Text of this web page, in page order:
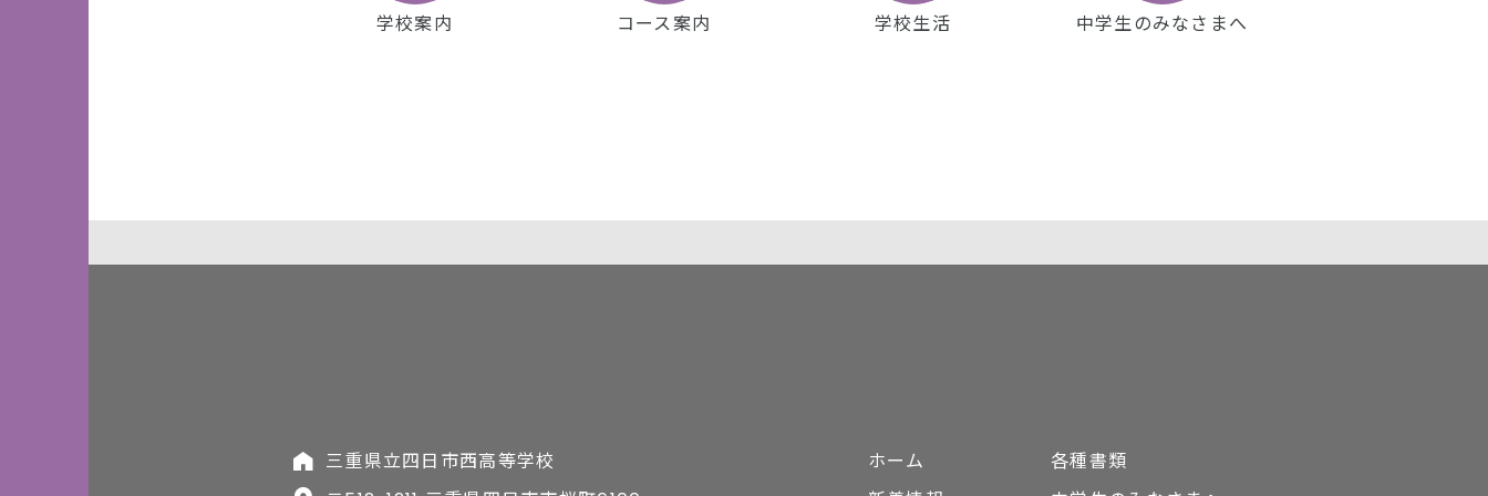
学校案内 コース案内 学校生活 中学生のみなさまへ
三重県立四日市西高等学校
ホーム
各種書類